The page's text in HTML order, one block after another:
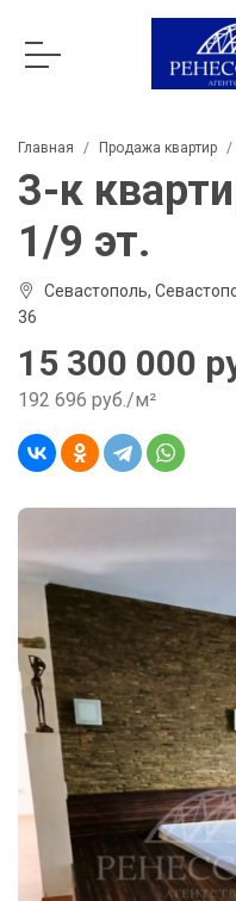
Главная Продажа квартир
3-к
1/9 эт.
Севастополь,
36
15 300 000
192 696 руб./м²